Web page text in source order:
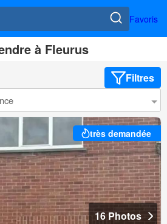
Favoris
à Fleurus
Filtres
très demandée
16 Photos